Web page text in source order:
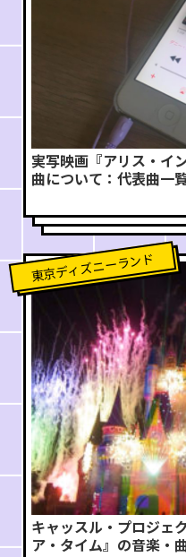
実写映画『アリス・イ
曲について：代表曲一
東京ディズニーランド
キャッスル・プロジェ
ア・タイム』の音楽・